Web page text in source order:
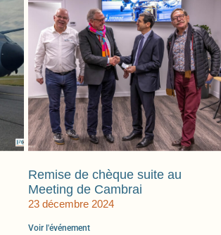
Remise de chèque suite au
Meeting de Cambrai
23 décembre 2024
Voir l'événement